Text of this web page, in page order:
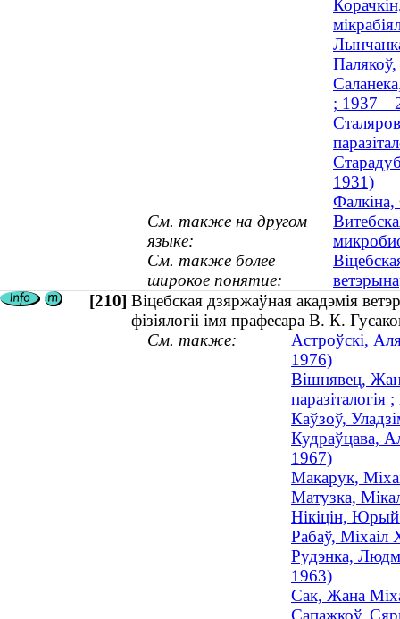
;
1931)
См. также на другом
языке:
См. также более
широкое понятие:
[210] Віцебская дзяржаўная акадэмія
фізіялогіі імя прафесара В. К.
См. также:
Астроўскі,
1976)
Вішнявец,
паразіталогія
Каўзоў,
Кудраўцава,
1967)
Макарук,
Матузка,
Нікіцін, Юрый
Рабаў, Міхаіл
Рудэнка,
1963)
Сак, Жана